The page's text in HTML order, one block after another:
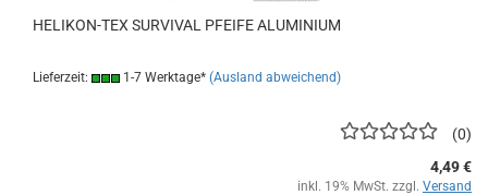
HELIKON-TEX SURVIVAL PFEIFE ALUMINIUM
Lieferzeit: 1-7 Werktage* (Ausland abweichend)
0
4,49 €
inkl. 19% MwSt. zzgl. Versand